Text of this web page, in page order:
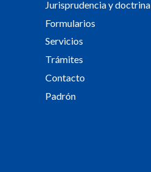
Jurisprudencia y doctrina
Formularios
Servicios
Trámites
Contacto
Padrón